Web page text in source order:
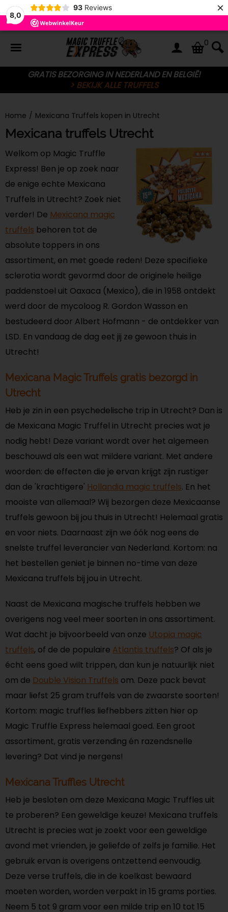
8,0
93 Reviews ×
0
GRATIS BEZORGING IN NEDERLAND EN BELGIË!
> BEKIJK ALLE TRUFFELS
Home / Mexicana Truffels kopen in Utrecht
Mexicana truffels Utrecht
Welkom op Magic Truffle
Express! Ben je op zoek naar
de enige echte Mexicana
Truffels in Utrecht? Zoek niet
verder! De Mexicana magic
truffels behoren tot de
absolute toppers in ons
assortiment, en met goede reden! Deze specifieke
sclerotia wordt gevormd door de originele heilige
paddenstoel uit Oaxaca (Mexico), die in 1958 ontdekt
werd door de mycoloog R. Gordon Wasson en
bestudeerd door Albert Hofmann - de ontdekker van
LSD. En vandaag de dag eet jij ze gewoon thuis in
Utrecht!
Mexicana Magic Truffels gratis bezorgd in
Utrecht
Heb je zin in een psychedelische trip in Utrecht? Dan is
de Mexicana Magic Truffel in Utrecht precies wat je
nodig hebt! Deze variant wordt over het algemeen
beschouwd als een wat mildere variant. Met andere
woorden: de effecten die je ervan krijgt zijn rustiger
dan de 'krachtigere' Hollandia magic truffels. En het
mooiste van allemaal? Wij bezorgen deze Mexicaanse
truffels gewoon bij jou thuis in Utrecht! Helemaal gratis
en voor niets. Daarnaast zijn we óók nog eens de
snelste truffel leverancier van Nederland. Kortom: na
het bestellen geniet je binnen no-time van deze
Mexicana truffels bij jou in Utrecht.
Naast de Mexicana magische truffels hebben we
overigens nog veel meer soorten in ons assortiment.
Wat dacht je bijvoorbeeld van onze Utopia magic
truffels, of de de populaire Atlantis truffels? Of als je
écht eens goed wilt trippen, dan kun je natuurlijk niet
om de Double Vision Truffels om. Deze pack bevat
maar liefst 25 gram truffels van de zwaarste soorten!
Kortom: magic truffles liefhebbers zitten hier op
Magic Truffle Express helemaal goed. Een groot
assortiment, gratis verzending én razendsnelle
levering? Dat vind je nergens!
Mexicana Truffles Utrecht
Heb je besloten om deze Mexicana Magic Truffles uit
te proberen? Een geweldige keuze! Mexicana truffels
Utrecht is precies wat je zoekt voor een geweldige
avond met vrienden, je geliefde of zelfs je familie. Het
gebruik ervan is overigens ontzettend eenvoudig.
Deze verse truffels, die in de koelkast bewaard
moeten worden, worden verpakt in 15 grams porties.
Neem 5 tot 9 gram voor een milde trip en 10 tot 15